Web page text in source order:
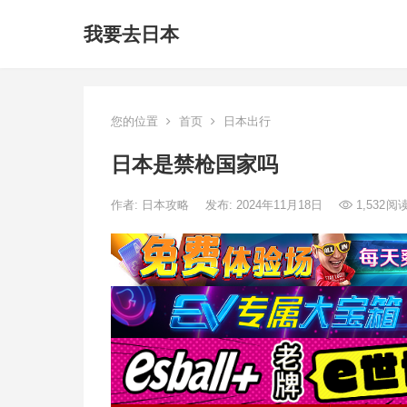
我要去日本
您的位置 首页 日本出行
日本是禁枪国家吗
作者: 日本攻略 发布: 2024年11月18日 1,532阅